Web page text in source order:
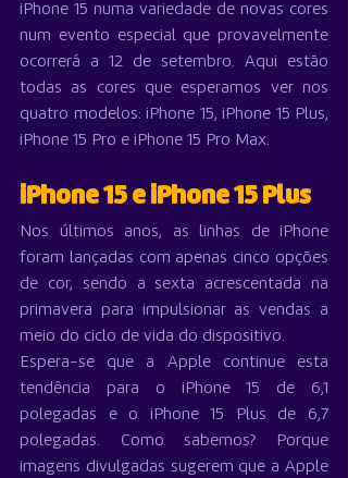
iPhone 15 numa variedade de novas cores
num evento especial que provavelmente
ocorrerá a 12 de setembro. Aqui estão
todas as cores que esperamos ver nos
quatro modelos: iPhone 15, iPhone 15 Plus,
iPhone 15 Pro e iPhone 15 Pro Max.
iPhone 15 e iPhone 15 Plus
Nos últimos anos, as linhas de ‌iPhone‌
foram lançadas com apenas cinco opções
de cor, sendo a sexta acrescentada na
primavera para impulsionar as vendas a
meio do ciclo de vida do dispositivo.
Espera-se que a Apple continue esta
tendência para o iPhone 15 de 6,1
polegadas e o iPhone 15 Plus de 6,7
polegadas. Como sabemos? Porque
imagens divulgadas sugerem que a Apple